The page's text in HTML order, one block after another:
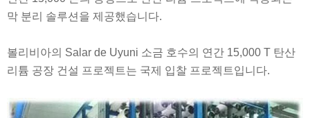
막 분리 솔루션을 제공했습니다.
볼리비아의 Salar de Uyuni 소금 호수의 연간 15,000 T 탄산
리튬 공장 건설 프로젝트는 국제 입찰 프로젝트입니다.